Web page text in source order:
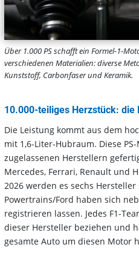
Über 1.000 PS schafft ein Formel-1-
verschiedenen Materialien: diverse
Kunststoff, Carbonfaser und Keramik.
10.000-teiliges Herzstück: die
Die Leistung kommt aus dem
mit 1,6-Liter-Hubraum. Diese
zugelassenen Herstellern
Mercedes, Ferrari, Renault und
2026 werden es sechs
Powertrains/Ford haben sich
registrieren lassen. Jedes F1-
dieser Hersteller beziehen und
gesamte Auto um diesen Motor